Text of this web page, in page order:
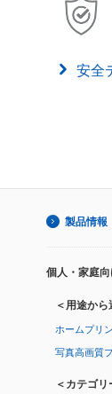
安全
製品情報
個人・家庭
＜用途から
ホームプリ
写真高画質
＜カテゴリ